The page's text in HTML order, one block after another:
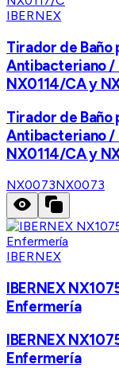
IBERNEX
Tirador de Baño
Antibacteriano /
NX0114/CA y
Tirador de Baño
Antibacteriano /
NX0114/CA y
NX0073NX0073
IBERNEX
IBERNEX
Enfermería
IBERNEX
Enfermería